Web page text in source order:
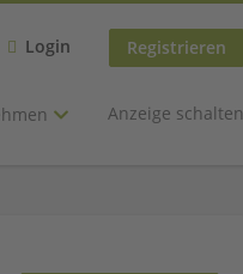
Login Registrieren
Anzeige schalten